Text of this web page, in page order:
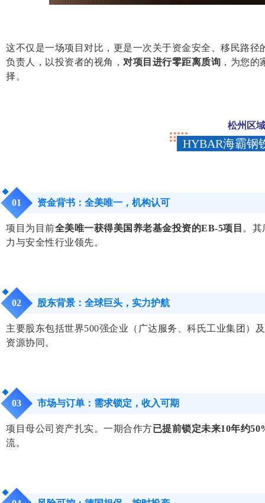
这不仅是一场项目对比，更是一次关于资金安全、移民路
负责人，以投资者的视角， 对项目进行零距离质询 ，为您
择。
松州区
HYBAR海霸钢
01 资金背书：全美唯一，机构认可
项目为目前全美唯一获得美国养老基金投资的EB-5项目 。
力与安全性行业领先。
02 股东背景：全球巨头，实力护航
主要股东包括世界500强企业（广达服务、科氏工业集团）
资源协同。
03 市场与订单：需求锁定，收入可期
项目母公司资产扎实。一期合作方已提前锁定未来10年约
流。